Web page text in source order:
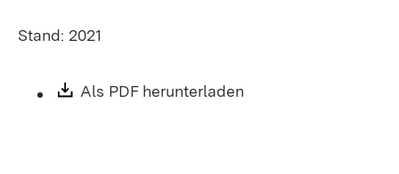
Stand: 2021
Download:
Als PDF herunterladen